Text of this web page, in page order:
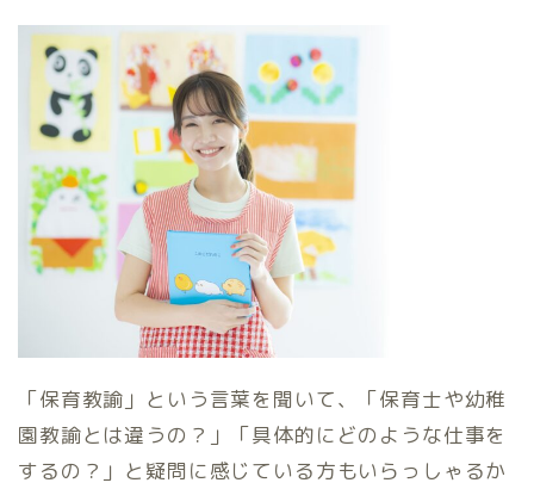
「保育教諭」という言葉を聞いて、「保育士や幼稚
園教諭とは違うの？」「具体的にどのような仕事を
するの？」と疑問に感じている方もいらっしゃるか